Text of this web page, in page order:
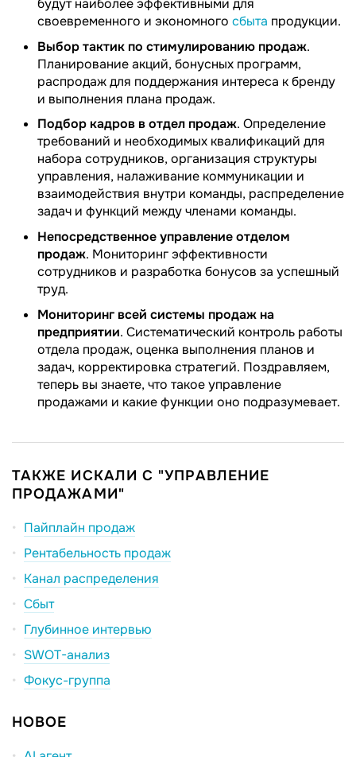
будут наиболее эффективными для
своевременного и экономного сбыта продукции.
Выбор тактик по стимулированию продаж.
Планирование акций, бонусных программ,
распродаж для поддержания интереса к бренду
и выполнения плана продаж.
Подбор кадров в отдел продаж. Определение
требований и необходимых квалификаций для
набора сотрудников, организация структуры
управления, налаживание коммуникации и
взаимодействия внутри команды, распределение
задач и функций между членами команды.
Непосредственное управление отделом
продаж. Мониторинг эффективности
сотрудников и разработка бонусов за успешный
труд.
Мониторинг всей системы продаж на
предприятии. Систематический контроль работы
отдела продаж, оценка выполнения планов и
задач, корректировка стратегий. Поздравляем,
теперь вы знаете, что такое управление
продажами и какие функции оно подразумевает.
ТАКЖЕ ИСКАЛИ С "УПРАВЛЕНИЕ
ПРОДАЖАМИ"
Пайплайн продаж
Рентабельность продаж
Канал распределения
Сбыт
Глубинное интервью
SWOT-анализ
Фокус-группа
НОВОЕ